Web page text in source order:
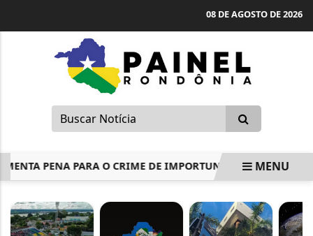
08 DE AGOSTO DE 2026
PENA PARA O CRIME DE IMPORTUNAÇÃO SEXUALMENU